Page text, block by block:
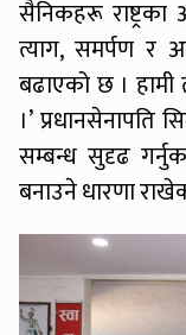
सैनिकहरू
त्याग, समर्पण र
बढाएको छ ।
।’
सम्बन्ध सुदृढ
बनाउने धारणा